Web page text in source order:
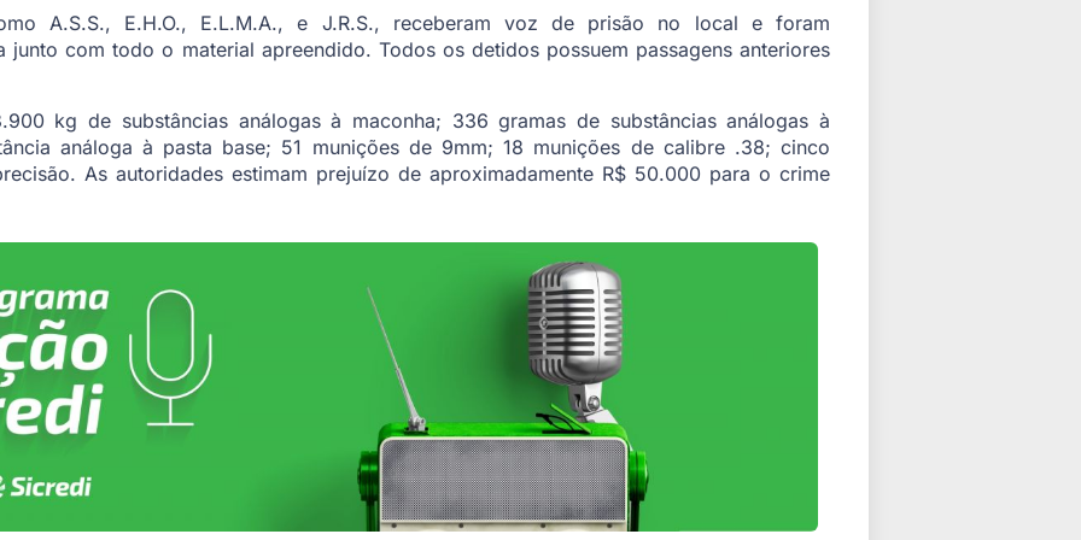
A.S.S., E.H.O., E.L.M.A., e J.R.S., receberam voz de prisão no local e foram
junto com todo o material apreendido. Todos os detidos possuem passagens anteriores
kg de substâncias análogas à maconha; 336 gramas de substâncias análogas à
análoga à pasta base; 51 munições de 9mm; 18 munições de calibre .38; cinco
As autoridades estimam prejuízo de aproximadamente R$ 50.000 para o crime